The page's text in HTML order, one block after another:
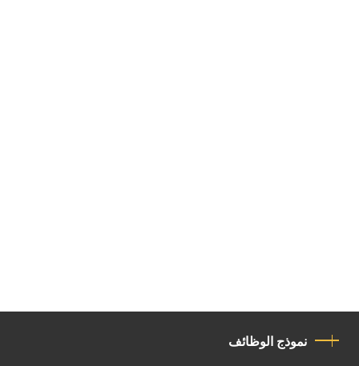
نموذج الوظائف